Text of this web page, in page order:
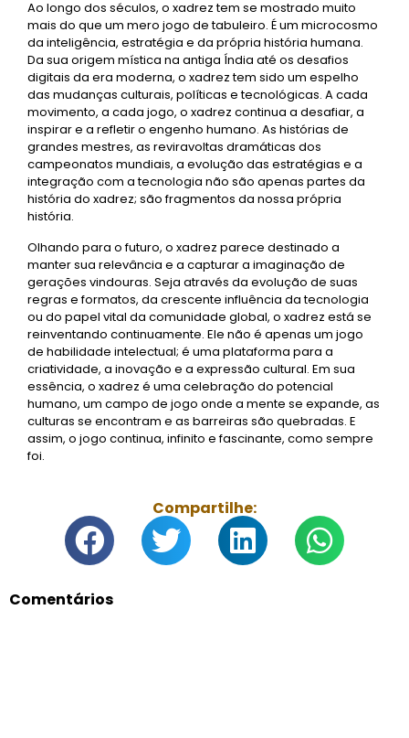
Ao longo dos séculos, o xadrez tem se mostrado muito
mais do que um mero jogo de tabuleiro. É um microcosmo
da inteligência, estratégia e da própria história humana.
Da sua origem mística na antiga Índia até os desafios
digitais da era moderna, o xadrez tem sido um espelho
das mudanças culturais, políticas e tecnológicas. A cada
movimento, a cada jogo, o xadrez continua a desafiar, a
inspirar e a refletir o engenho humano. As histórias de
grandes mestres, as reviravoltas dramáticas dos
campeonatos mundiais, a evolução das estratégias e a
integração com a tecnologia não são apenas partes da
história do xadrez; são fragmentos da nossa própria
história.
Olhando para o futuro, o xadrez parece destinado a
manter sua relevância e a capturar a imaginação de
gerações vindouras. Seja através da evolução de suas
regras e formatos, da crescente influência da tecnologia
ou do papel vital da comunidade global, o xadrez está se
reinventando continuamente. Ele não é apenas um jogo
de habilidade intelectual; é uma plataforma para a
criatividade, a inovação e a expressão cultural. Em sua
essência, o xadrez é uma celebração do potencial
humano, um campo de jogo onde a mente se expande, as
culturas se encontram e as barreiras são quebradas. E
assim, o jogo continua, infinito e fascinante, como sempre
foi.
Compartilhe:
Comentários